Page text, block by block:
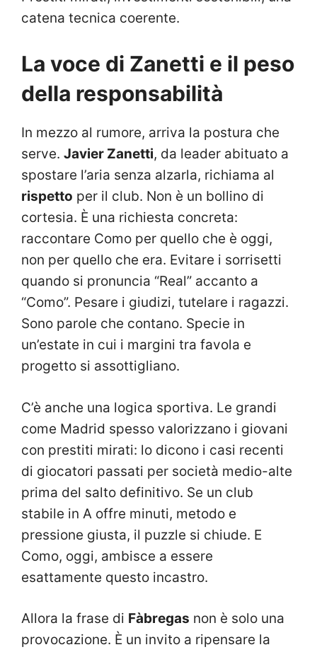
catena tecnica coerente.
La voce di Zanetti e il peso
della responsabilità
In mezzo al rumore, arriva la postura che
serve. Javier Zanetti, da leader abituato a
spostare l’aria senza alzarla, richiama al
rispetto per il club. Non è un bollino di
cortesia. È una richiesta concreta:
raccontare Como per quello che è oggi,
non per quello che era. Evitare i sorrisetti
quando si pronuncia “Real” accanto a
“Como”. Pesare i giudizi, tutelare i ragazzi.
Sono parole che contano. Specie in
un’estate in cui i margini tra favola e
progetto si assottigliano.
C’è anche una logica sportiva. Le grandi
come Madrid spesso valorizzano i giovani
con prestiti mirati: lo dicono i casi recenti
di giocatori passati per società medio-alte
prima del salto definitivo. Se un club
stabile in A offre minuti, metodo e
pressione giusta, il puzzle si chiude. E
Como, oggi, ambisce a essere
esattamente questo incastro.
Allora la frase di Fàbregas non è solo una
provocazione. È un invito a ripensare la